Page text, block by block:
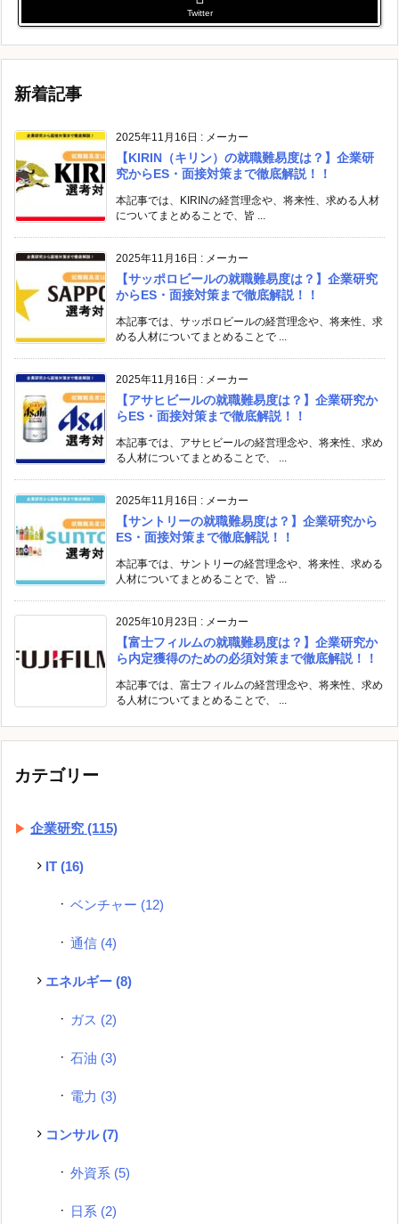
Twitter
新着記事
2025年11月16日 : メーカー
【KIRIN（キリン）の就職難易度は？】企業研
究からES・面接対策まで徹底解説！！
本記事では、KIRINの経営理念や、将来性、求める人材
についてまとめることで、皆 ...
2025年11月16日 : メーカー
【サッポロビールの就職難易度は？】企業研究
からES・面接対策まで徹底解説！！
本記事では、サッポロビールの経営理念や、将来性、求
める人材についてまとめることで ...
2025年11月16日 : メーカー
【アサヒビールの就職難易度は？】企業研究か
らES・面接対策まで徹底解説！！
本記事では、アサヒビールの経営理念や、将来性、求め
る人材についてまとめることで、 ...
2025年11月16日 : メーカー
【サントリーの就職難易度は？】企業研究から
ES・面接対策まで徹底解説！！
本記事では、サントリーの経営理念や、将来性、求める
人材についてまとめることで、皆 ...
2025年10月23日 : メーカー
【富士フィルムの就職難易度は？】企業研究か
ら内定獲得のための必須対策まで徹底解説！！
本記事では、富士フィルムの経営理念や、将来性、求め
る人材についてまとめることで、 ...
カテゴリー
企業研究 (115)
IT (16)
ベンチャー (12)
通信 (4)
エネルギー (8)
ガス (2)
石油 (3)
電力 (3)
コンサル(7)
外資系 (5)
日系 (2)